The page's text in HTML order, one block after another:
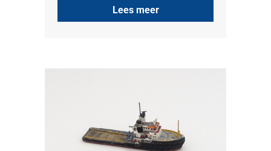
Lees meer